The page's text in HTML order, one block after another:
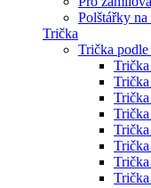
Polštářky na
Trička
Trička